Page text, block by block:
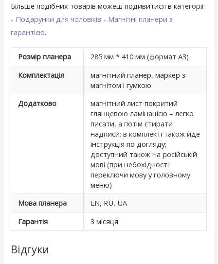
Більше подібних товарів можеш подивитися в категорії:
- Подарунки для чоловіків - Магнітні планери з
гарантією.
Розмір планера
285 мм * 410 мм (формат А3)
Комплектація
магнітний планер, маркер з
магнітом і гумкою
Додатково
магнітний лист покритий
глянцевою ламінацією – легко
писати, а потім стирати
надписи; в комплекті також йде
інструкція по догляду;
доступний також на російській
мові (при небохідності
переключи мову у головному
меню)
Мова планера
EN, RU, UA
Гарантія
3 місяця
Відгуки